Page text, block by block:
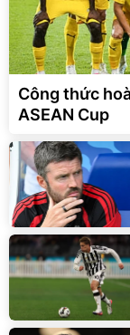
Công thức
ASEAN Cup